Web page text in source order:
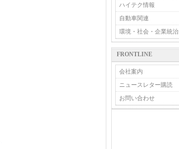
ハイテク情報
自動車関連
環境・社会・企業統治
FRONTLINE
会社案内
ニュースレター購読
お問い合わせ